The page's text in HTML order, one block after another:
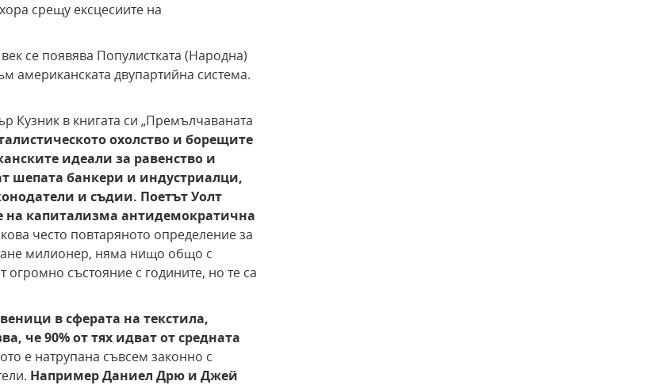
срещу ексцесиите на
се появява Популистката (Народна)
американската двупартийна система.
Кузник в книгата си „Премълчаваната
охолство и борещите
идеали за равенство и
шепата банкери и индустриалци,
и съдии. Поетът Уолт
на капитализма антидемократична
често повтаряното определение за
милионер, няма нищо общо с
състояние с годините, но те са
в сферата на текстила,
че 90% от тях идват от средната
е натрупана съвсем законно с
Например Даниел Дрю и Джей